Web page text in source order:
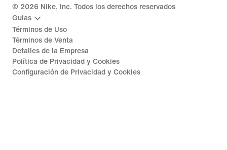
© 2026 Nike, Inc. Todos los derechos reservados
Guías
Términos de Uso
Términos de Venta
Detalles de la Empresa
Política de Privacidad y Cookies
Configuración de Privacidad y Cookies